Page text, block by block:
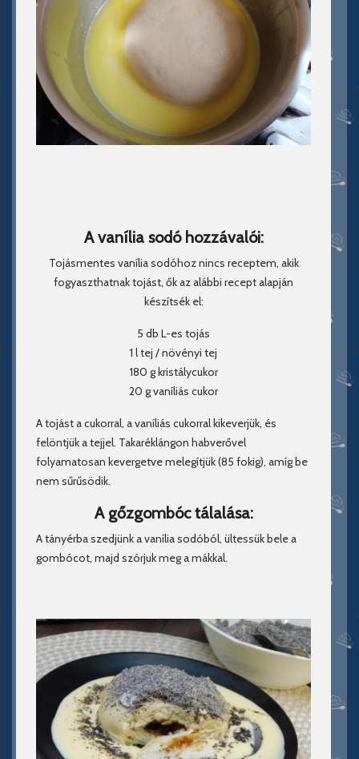
A vanília sodó hozzávalói:
Tojásmentes vanília sodóhoz nincs receptem, akik
fogyaszthatnak tojást, ők az alábbi recept alapján
készítsék el:
5 db L-es tojás
1 l tej / növényi tej
180 g kristálycukor
20 g vaníliás cukor
A tojást a cukorral, a vaníliás cukorral kikeverjük, és
felöntjük a tejjel. Takaréklángon habverővel
folyamatosan kevergetve melegítjük (85 fokig), amíg be
nem sűrűsödik.
A gőzgombóc tálalása:
A tányérba szedjünk a vanília sodóból, ültessük bele a
gombócot, majd szórjuk meg a mákkal.